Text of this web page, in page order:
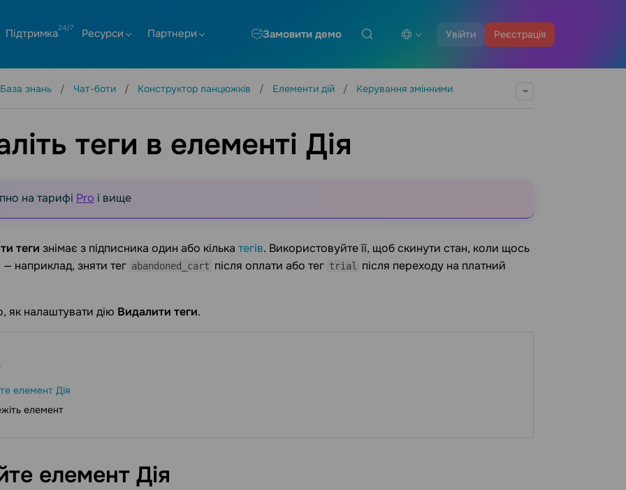
Увійти Реєстрація
Підтримка Ресурси Партнери Замовити демо
База знань Чат-боти Конструктор ланцюжків Елементи дій Керування змінними
теги в елементі Дія
на тарифі Pro і вище
теги знімає з підписника один або кілька тегів. Використовуйте її, щоб скинути стан, коли щось
— наприклад, зняти тег abandoned_cart після оплати або тег trial після переходу на платний
як налаштувати дію Видалити теги.
елемент Дія
елемент
елемент Дія